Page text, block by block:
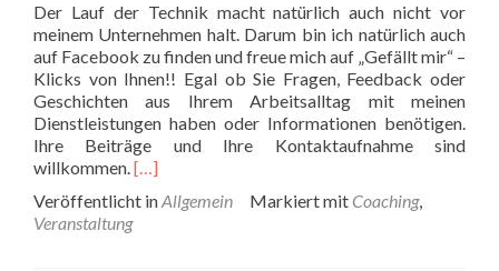
Der Lauf der Technik macht natürlich auch nicht vor
meinem Unternehmen halt. Darum bin ich natürlich auch
auf Facebook zu finden und freue mich auf „Gefällt mir“ –
Klicks von Ihnen!! Egal ob Sie Fragen, Feedback oder
Geschichten aus Ihrem Arbeitsalltag mit meinen
Dienstleistungen haben oder Informationen benötigen.
Ihre Beiträge und Ihre Kontaktaufnahme sind
willkommen.Read
about
[…]
Veröffentlicht inAllgemein Markiert mit Coaching,
Veranstaltung